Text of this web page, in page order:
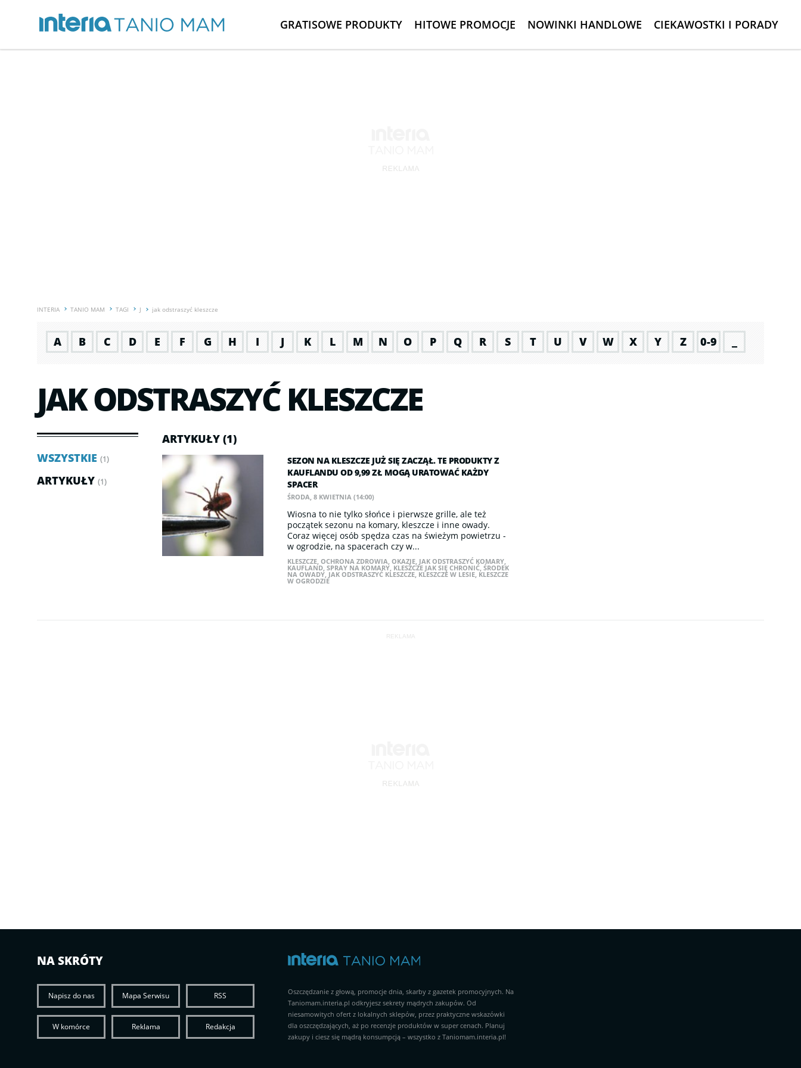
GRATISOWE PRODUKTY HITOWE PROMOCJE NOWINKI HANDLOWE CIEKAWOSTKI I PORADY
INTERIA TANIO MAM TAGI J jak odstraszyć kleszcze
A B C D E F G H I J K L M N O P Q R S T U V W X Y Z 0-9
JAK ODSTRASZYĆ KLESZCZE
WSZYSTKIE (1)
ARTYKUŁY (1)
ARTYKUŁY (1)
SEZON NA KLESZCZE JUŻ SIĘ ZACZĄŁ. TE PRODUKTY Z
KAUFLANDU OD 9,99 ZŁ MOGĄ URATOWAĆ KAŻDY
SPACER
ŚRODA, 8 KWIETNIA (14:00)
Wiosna to nie tylko słońce i pierwsze grille, ale też
początek sezonu na komary, kleszcze i inne owady.
Coraz więcej osób spędza czas na świeżym powietrzu -
w ogrodzie, na spacerach czy w...
KLESZCZE, OCHRONA ZDROWIA, OKAZJE, JAK ODSTRASZYĆ KOMARY,
KAUFLAND, SPRAY NA KOMARY, KLESZCZE JAK SIĘ CHRONIĆ, ŚRODEK
NA OWADY, JAK ODSTRASZYĆ KLESZCZE, KLESZCZE W LESIE, KLESZCZE
W OGRODZIE
REKLAMA
NA SKRÓTY
Napisz do nas Mapa Serwisu RSS
W komórce Reklama Redakcja
Oszczędzanie z głową, promocje dnia, skarby z gazetek promocyjnych. Na
Taniomam.interia.pl odkryjesz sekrety mądrych zakupów. Od
niesamowitych ofert z lokalnych sklepów, przez praktyczne wskazówki
dla oszczędzających, aż po recenzje produktów w super cenach. Planuj
zakupy i ciesz się mądrą konsumpcją – wszystko z Taniomam.interia.pl!